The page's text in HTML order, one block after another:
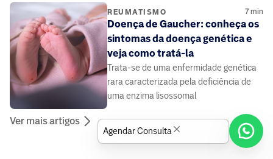
REUMATISMO 7min
Doença de Gaucher: conheça os
sintomas da doença genética e
veja como tratá-la
Trata-se de uma enfermidade genética
rara caracterizada pela deficiência de
uma enzima lisossomal
Ver mais artigos
Agendar Consulta